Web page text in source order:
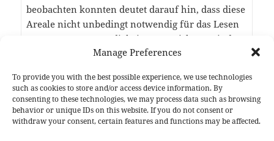
Manage Preferences
To provide you with the best possible experience, we use technologies
such as cookies to store and/or access device information. By
consenting to these technologies, we may process data such as browsing
behavior or unique IDs on this website. If you do not consent or
withdraw your consent, certain features and functions may be affected.
beobachten konnten deutet darauf hin, dass diese
Areale nicht unbedingt notwendig für das Lesen
von Vertrauenswürdigkeit aus Gesichtern sind.
Janssens, S.E.W., Sack, A.T., Jessen, S., & de Graaf,
T. (2020).Can processing of face trustworthiness
bypass early visual cortex? A transcranial